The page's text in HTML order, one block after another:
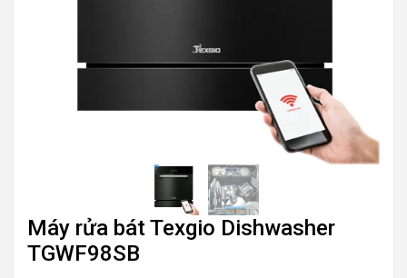
Máy rửa bát Texgio Dishwasher
TGWF98SB